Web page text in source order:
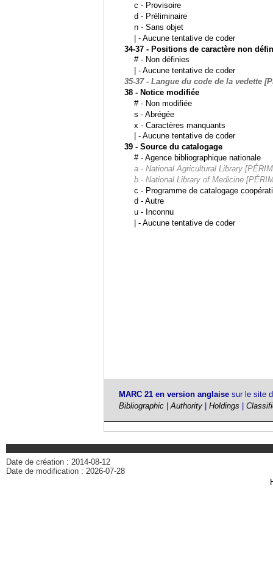
c - Provisoire
d - Préliminaire
n - Sans objet
| - Aucune tentative de coder
34-37 - Positions de caractère non
# - Non définies
| - Aucune tentative de coder
35-37 - Langue du code de la vedette
38 - Notice modifiée
# - Non modifiée
s - Abrégée
x - Caractères manquants
| - Aucune tentative de coder
39 - Source du catalogage
# - Agence bibliographique nationale
a - National Agricultural Library
b - National Library of Medicine
c - Programme de catalogage
d - Autre
u - Inconnu
| - Aucune tentative de coder
MARC 21 en version anglaisesur le site
Bibliographic|Authority| Holdings
Date de création : 2014-08-12
Date de modification : 2026-07-28